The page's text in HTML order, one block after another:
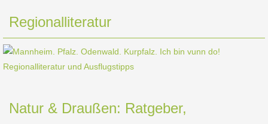
Regionalliteratur
Natur & Draußen: Ratgeber,